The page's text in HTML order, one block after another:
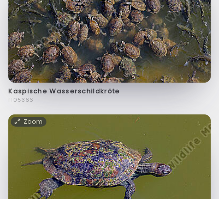
Kaspische Wasserschildkröte
f105366
Zoom